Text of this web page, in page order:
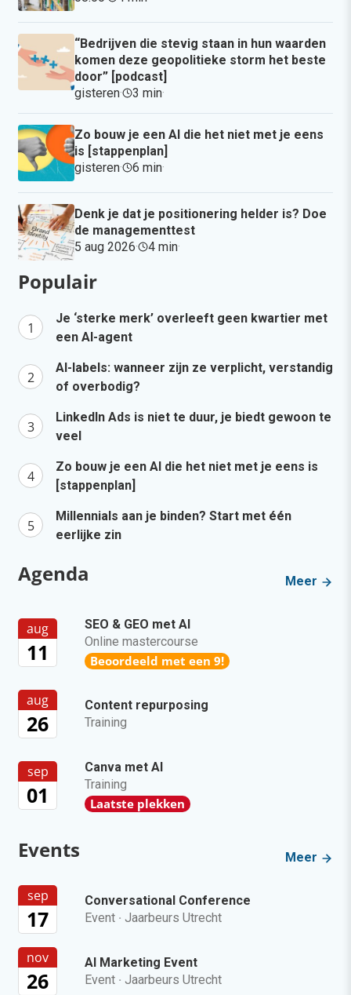
“Bedrijven die stevig staan in hun waarden
komen deze geopolitieke storm het beste
door” [podcast]
gisteren· 3 min·
Zo bouw je een AI die het niet met je eens
is [stappenplan]
gisteren· 6 min·
Denk je dat je positionering helder is? Doe
de managementtest
5 aug 2026· 4 min·
Populair
Je ‘sterke merk’ overleeft geen kwartier met
een AI-agent
AI-labels: wanneer zijn ze verplicht, verstandig
of overbodig?
LinkedIn Ads is niet te duur, je biedt gewoon te
veel
Zo bouw je een AI die het niet met je eens is
[stappenplan]
Millennials aan je binden? Start met één
eerlijke zin
Agenda Meer
aug
11
SEO & GEO met AI
Online mastercourse
Beoordeeld met een 9!
aug
26
Content repurposing
Training
sep
01
Canva met AI
Training
Laatste plekken
Events Meer
sep
17
Conversational Conference
Event · Jaarbeurs Utrecht
nov
26
AI Marketing Event
Event · Jaarbeurs Utrecht